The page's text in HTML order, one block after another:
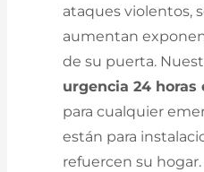
ataques violentos,
aumentan
de su puerta.
urgencia 24 horas
para cualquier
están para
refuercen su hogar.